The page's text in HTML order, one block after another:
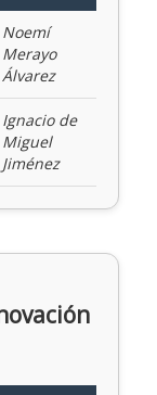
Noemí
Merayo
Álvarez
Ignacio de
Miguel
Jiménez